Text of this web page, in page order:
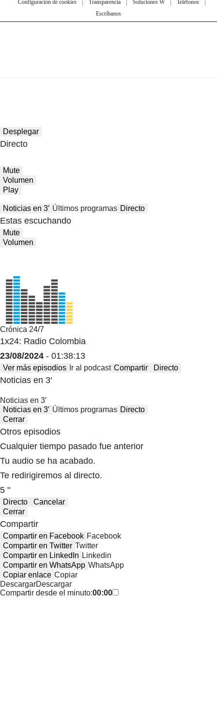
Configuración de cookies Transparencia Soluciones W
Teléfonos
Escríbanos
Desplegar
Directo
Mute
Volumen
Play
Noticias en 3′ Últimos programas Directo
Estas escuchando
Mute
Volumen
Crónica 24/7
1x24: Radio Colombia
23/08/2024 - 01:38:13
Ver más episodios Ir al podcast Compartir Directo
Noticias en 3′
Noticias en 3′
Noticias en 3′ Últimos programas Directo
Cerrar
Otros episodios
Cualquier tiempo pasado fue anterior
Tu audio se ha acabado.
Te redirigiremos al directo.
5 "
Directo
Cancelar
Cerrar
Compartir
Compartir en Facebook Facebook
Compartir en Twitter Twitter
Compartir en LinkedIn Linkedin
Compartir en WhatsApp WhatsApp
Copiar enlace Copiar
DescargarDescargar
Compartir desde el minuto:00:00